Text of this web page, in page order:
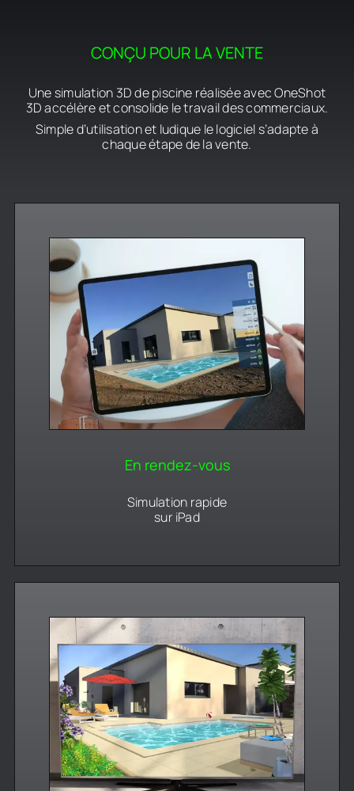
CONÇU POUR LA VENTE
Une simulation 3D de piscine réalisée avec OneShot
3D accélère et consolide le travail des commerciaux.
Simple d’utilisation et ludique le logiciel s’adapte à
chaque étape de la vente.
En rendez-vous
Simulation rapide
sur iPad